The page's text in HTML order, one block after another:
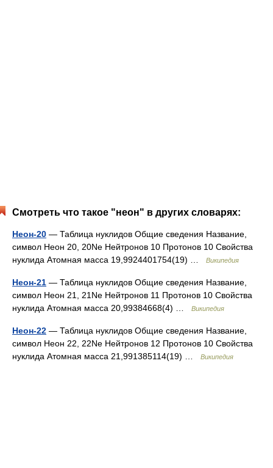
Смотреть что такое "неон" в других словарях:
Неон-20 — Таблица нуклидов Общие сведения Название,
символ Неон 20, 20Ne Нейтронов 10 Протонов 10 Свойства
нуклида Атомная масса 19,9924401754(19) …
Википедия
Неон-21 — Таблица нуклидов Общие сведения Название,
символ Неон 21, 21Ne Нейтронов 11 Протонов 10 Свойства
нуклида Атомная масса 20,99384668(4) …
Википедия
Неон-22 — Таблица нуклидов Общие сведения Название,
символ Неон 22, 22Ne Нейтронов 12 Протонов 10 Свойства
нуклида Атомная масса 21,991385114(19) …
Википедия